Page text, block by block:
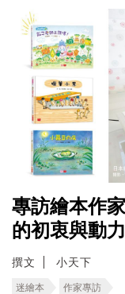
專訪繪本作
的初衷與動力
撰文 小天下
迷繪本 作家專訪